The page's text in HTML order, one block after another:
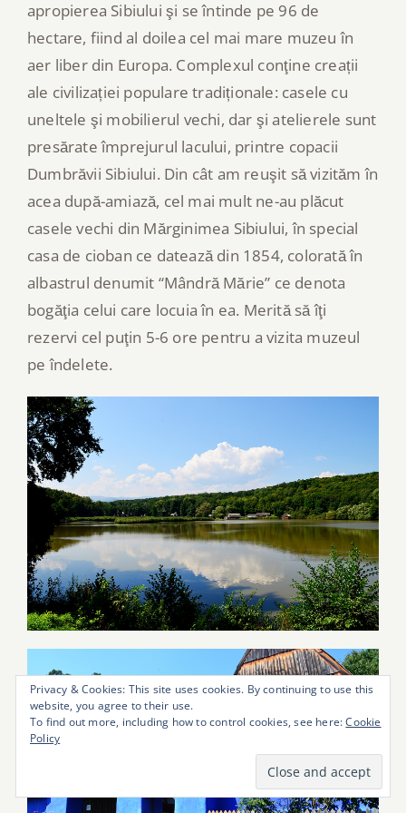
apropierea Sibiului şi se întinde pe 96 de
hectare, fiind al doilea cel mai mare muzeu în
aer liber din Europa. Complexul conţine creații
ale civilizației populare tradiționale: casele cu
uneltele şi mobilierul vechi, dar şi atelierele sunt
presărate împrejurul lacului, printre copacii
Dumbrăvii Sibiului. Din cât am reuşit să vizităm în
acea după-amiază, cel mai mult ne-au plăcut
casele vechi din Mărginimea Sibiului, în special
casa de cioban ce datează din 1854, colorată în
albastrul denumit “Mândră Mărie” ce denota
bogăţia celui care locuia în ea. Merită să îţi
rezervi cel puţin 5-6 ore pentru a vizita muzeul
pe îndelete.
Privacy & Cookies: This site uses cookies. By continuing to use this
website, you agree to their use.
To find out more, including how to control cookies, see here:Cookie
Policy